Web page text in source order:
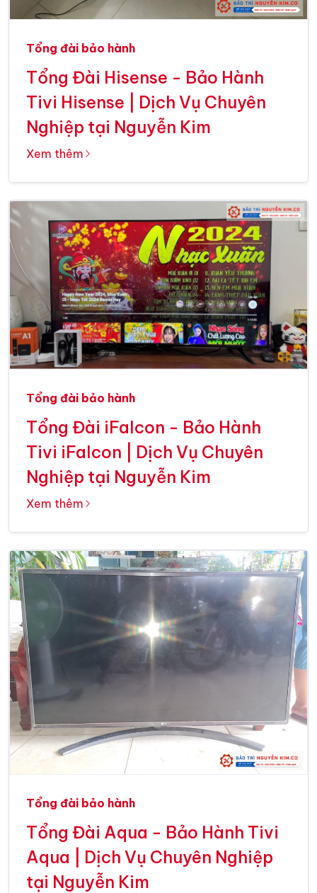
Tổng đài bảo hành
Tổng Đài Hisense - Bảo Hành
Tivi Hisense | Dịch Vụ Chuyên
Nghiệp tại Nguyễn Kim
Xem thêm
Tổng đài bảo hành
Tổng Đài iFalcon - Bảo Hành
Tivi iFalcon | Dịch Vụ Chuyên
Nghiệp tại Nguyễn Kim
Xem thêm
Tổng đài bảo hành
Tổng Đài Aqua - Bảo Hành Tivi
Aqua | Dịch Vụ Chuyên Nghiệp
tại Nguyễn Kim